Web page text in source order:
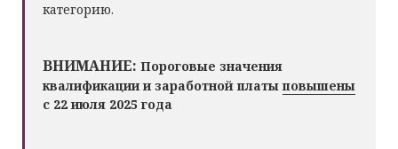
категорию.
ВНИМАНИЕ: Пороговые значения
квалификации и заработной платыповышены
с 22 июля 2025 года